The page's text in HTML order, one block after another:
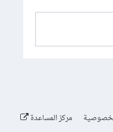
مركز المساعدة